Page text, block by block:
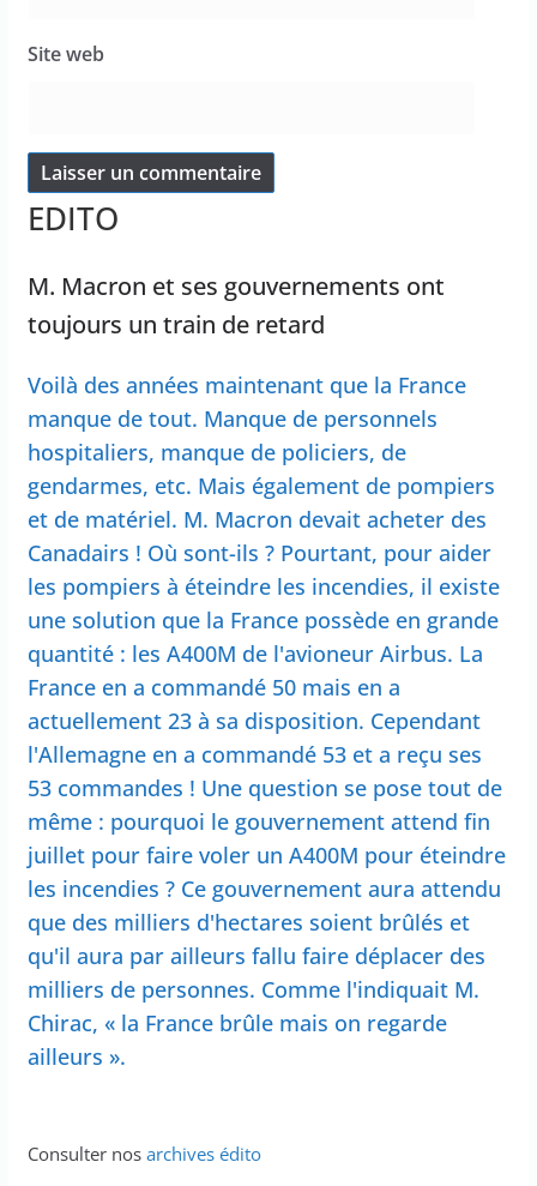
Site web
EDITO
M. Macron et ses gouvernements ont
toujours un train de retard
Voilà des années maintenant que la France
manque de tout. Manque de personnels
hospitaliers, manque de policiers, de
gendarmes, etc. Mais également de pompiers
et de matériel. M. Macron devait acheter des
Canadairs ! Où sont-ils ? Pourtant, pour aider
les pompiers à éteindre les incendies, il existe
une solution que la France possède en grande
quantité : les A400M de l'avioneur Airbus. La
France en a commandé 50 mais en a
actuellement 23 à sa disposition. Cependant
l'Allemagne en a commandé 53 et a reçu ses
53 commandes ! Une question se pose tout de
même : pourquoi le gouvernement attend fin
juillet pour faire voler un A400M pour éteindre
les incendies ? Ce gouvernement aura attendu
que des milliers d'hectares soient brûlés et
qu'il aura par ailleurs fallu faire déplacer des
milliers de personnes. Comme l'indiquait M.
Chirac, « la France brûle mais on regarde
ailleurs ».
Consulter nos archives édito